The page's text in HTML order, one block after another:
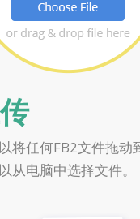
将任何FB2文件拖动
从电脑中选择文件。